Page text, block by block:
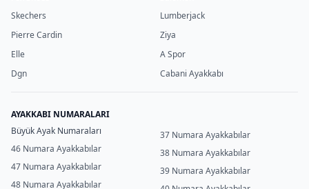
Skechers
Pierre Cardin
Elle
Dgn
Lumberjack
Ziya
A Spor
Cabani Ayakkabı
AYAKKABI NUMARALARI
Büyük Ayak Numaraları
46 Numara Ayakkabılar
47 Numara Ayakkabılar
48 Numara Ayakkabılar
37 Numara Ayakkabılar
38 Numara Ayakkabılar
39 Numara Ayakkabılar